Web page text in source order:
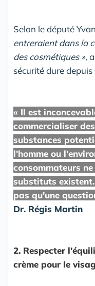
Selon le député
entreraient dans la
des cosmétiques »,
sécurité dure
« Il est
commercialiser
substances
l'homme ou
consommateurs
substituts
pas qu'une
Dr. Régis Martin
2. Respecter
crème pour le